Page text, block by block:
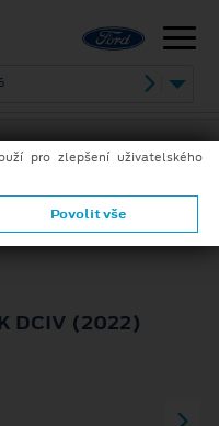
DCIV (2022)
pro zlepšení uživatelského
Povolit vše